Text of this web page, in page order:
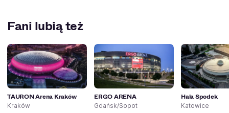
Fani lubią też
TAURON Arena Kraków
Kraków
ERGO ARENA
Gdańsk/Sopot
Hala Spodek
Katowice